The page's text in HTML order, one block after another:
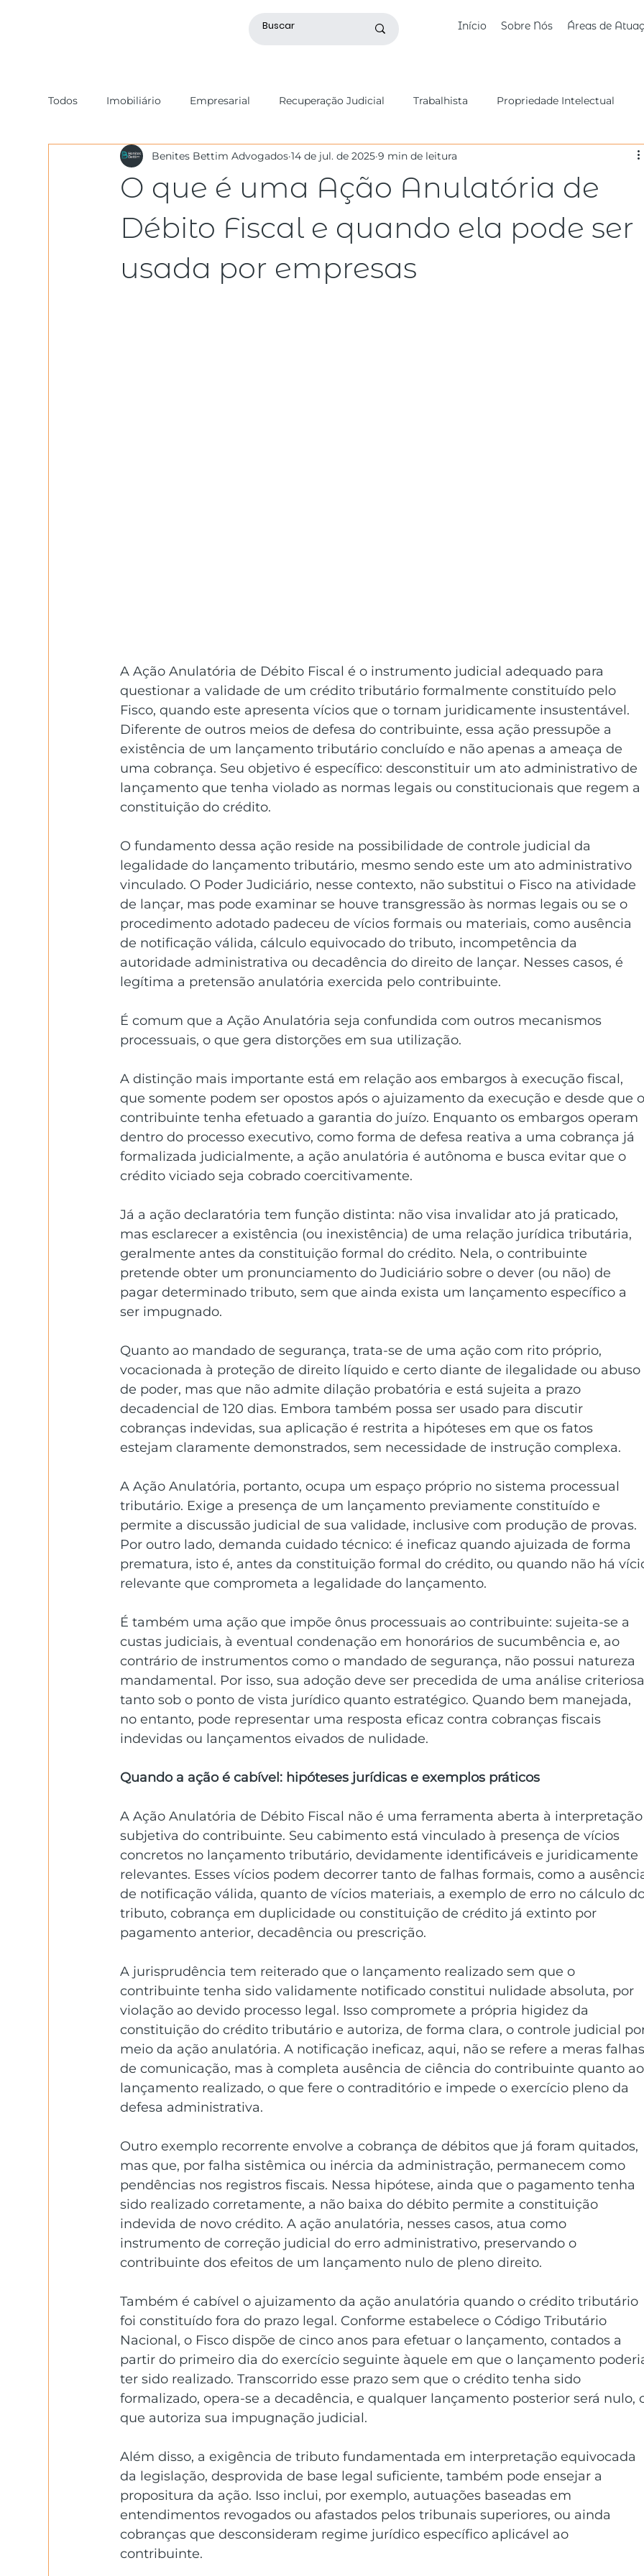
Início Sobre Nós Áreas de
Todos Imobiliário Empresarial Recuperação Judicial Trabalhista Propriedade Intelectual
Societário Recuperação de Crédito Tributário Fundos de Investimento
Mercado de Capitais Geral Processo Civil Benites Bettim na Mídia Falência
O que é uma Ação Anulatória de
Débito Fiscal e quando ela pode ser
usada por empresas
Benites Bettim Advogados 14 de jul. de 2025 9 min de leitura
A Ação Anulatória de Débito Fiscal é o instrumento judicial adequado para
questionar a validade de um crédito tributário formalmente constituído pelo
Fisco, quando este apresenta vícios que o tornam juridicamente insustentável.
Diferente de outros meios de defesa do contribuinte, essa ação pressupõe a
existência de um lançamento tributário concluído e não apenas a ameaça de
uma cobrança. Seu objetivo é específico: desconstituir um ato administrativo de
lançamento que tenha violado as normas legais ou constitucionais que regem a
constituição do crédito.
O fundamento dessa ação reside na possibilidade de controle judicial da
legalidade do lançamento tributário, mesmo sendo este um ato administrativo
vinculado. O Poder Judiciário, nesse contexto, não substitui o Fisco na atividade
de lançar, mas pode examinar se houve transgressão às normas legais ou se o
procedimento adotado padeceu de vícios formais ou materiais, como ausência
de notificação válida, cálculo equivocado do tributo, incompetência da
autoridade administrativa ou decadência do direito de lançar. Nesses casos, é
legítima a pretensão anulatória exercida pelo contribuinte.
É comum que a Ação Anulatória seja confundida com outros mecanismos
processuais, o que gera distorções em sua utilização.
A distinção mais importante está em relação aos embargos à execução fiscal,
que somente podem ser opostos após o ajuizamento da execução e desde que
contribuinte tenha efetuado a garantia do juízo. Enquanto os embargos operam
dentro do processo executivo, como forma de defesa reativa a uma cobrança já
formalizada judicialmente, a ação anulatória é autônoma e busca evitar que o
crédito viciado seja cobrado coercitivamente.
Já a ação declaratória tem função distinta: não visa invalidar ato já praticado,
mas esclarecer a existência (ou inexistência) de uma relação jurídica tributária,
geralmente antes da constituição formal do crédito. Nela, o contribuinte
pretende obter um pronunciamento do Judiciário sobre o dever (ou não) de
pagar determinado tributo, sem que ainda exista um lançamento específico a
ser impugnado.
Quanto ao mandado de segurança, trata-se de uma ação com rito próprio,
vocacionada à proteção de direito líquido e certo diante de ilegalidade ou abuso
de poder, mas que não admite dilação probatória e está sujeita a prazo
decadencial de 120 dias. Embora também possa ser usado para discutir
cobranças indevidas, sua aplicação é restrita a hipóteses em que os fatos
estejam claramente demonstrados, sem necessidade de instrução complexa.
A Ação Anulatória, portanto, ocupa um espaço próprio no sistema processual
tributário. Exige a presença de um lançamento previamente constituído e
permite a discussão judicial de sua validade, inclusive com produção de provas.
Por outro lado, demanda cuidado técnico: é ineficaz quando ajuizada de forma
prematura, isto é, antes da constituição formal do crédito, ou quando não há
relevante que comprometa a legalidade do lançamento.
É também uma ação que impõe ônus processuais ao contribuinte: sujeita-se a
custas judiciais, à eventual condenação em honorários de sucumbência e, ao
contrário de instrumentos como o mandado de segurança, não possui natureza
mandamental. Por isso, sua adoção deve ser precedida de uma análise
tanto sob o ponto de vista jurídico quanto estratégico. Quando bem manejada,
no entanto, pode representar uma resposta eficaz contra cobranças fiscais
indevidas ou lançamentos eivados de nulidade.
Quando a ação é cabível: hipóteses jurídicas e exemplos práticos
A Ação Anulatória de Débito Fiscal não é uma ferramenta aberta à
subjetiva do contribuinte. Seu cabimento está vinculado à presença de vícios
concretos no lançamento tributário, devidamente identificáveis e juridicamente
relevantes. Esses vícios podem decorrer tanto de falhas formais, como a
de notificação válida, quanto de vícios materiais, a exemplo de erro no cálculo
tributo, cobrança em duplicidade ou constituição de crédito já extinto por
pagamento anterior, decadência ou prescrição.
A jurisprudência tem reiterado que o lançamento realizado sem que o
contribuinte tenha sido validamente notificado constitui nulidade absoluta, por
violação ao devido processo legal. Isso compromete a própria higidez da
constituição do crédito tributário e autoriza, de forma clara, o controle judicial
meio da ação anulatória. A notificação ineficaz, aqui, não se refere a meras
de comunicação, mas à completa ausência de ciência do contribuinte quanto
lançamento realizado, o que fere o contraditório e impede o exercício pleno da
defesa administrativa.
Outro exemplo recorrente envolve a cobrança de débitos que já foram quitados,
mas que, por falha sistêmica ou inércia da administração, permanecem como
pendências nos registros fiscais. Nessa hipótese, ainda que o pagamento tenha
sido realizado corretamente, a não baixa do débito permite a constituição
indevida de novo crédito. A ação anulatória, nesses casos, atua como
instrumento de correção judicial do erro administrativo, preservando o
contribuinte dos efeitos de um lançamento nulo de pleno direito.
Também é cabível o ajuizamento da ação anulatória quando o crédito tributário
foi constituído fora do prazo legal. Conforme estabelece o Código Tributário
Nacional, o Fisco dispõe de cinco anos para efetuar o lançamento, contados a
partir do primeiro dia do exercício seguinte àquele em que o lançamento
ter sido realizado. Transcorrido esse prazo sem que o crédito tenha sido
formalizado, opera-se a decadência, e qualquer lançamento posterior será nulo,
que autoriza sua impugnação judicial.
Além disso, a exigência de tributo fundamentada em interpretação equivocada
da legislação, desprovida de base legal suficiente, também pode ensejar a
propositura da ação. Isso inclui, por exemplo, autuações baseadas em
entendimentos revogados ou afastados pelos tribunais superiores, ou ainda
cobranças que desconsideram regime jurídico específico aplicável ao
contribuinte.